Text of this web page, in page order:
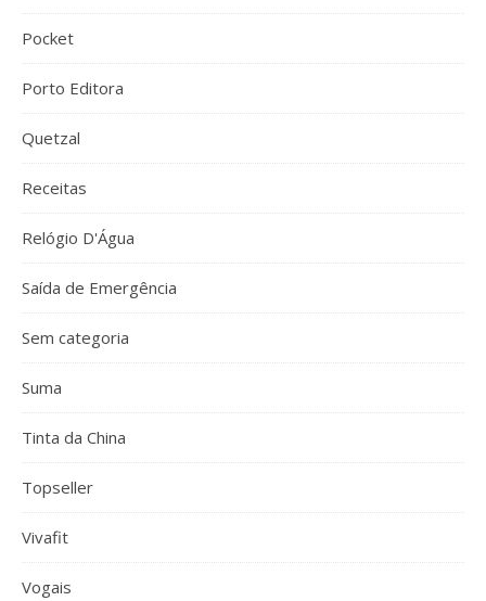
Pocket
Porto Editora
Quetzal
Receitas
Relógio D'Água
Saída de Emergência
Sem categoria
Suma
Tinta da China
Topseller
Vivafit
Vogais